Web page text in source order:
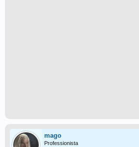
mago
Professionista